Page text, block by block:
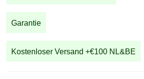
Menge
Garantie
Kostenloser Versand +€100 NL&BE